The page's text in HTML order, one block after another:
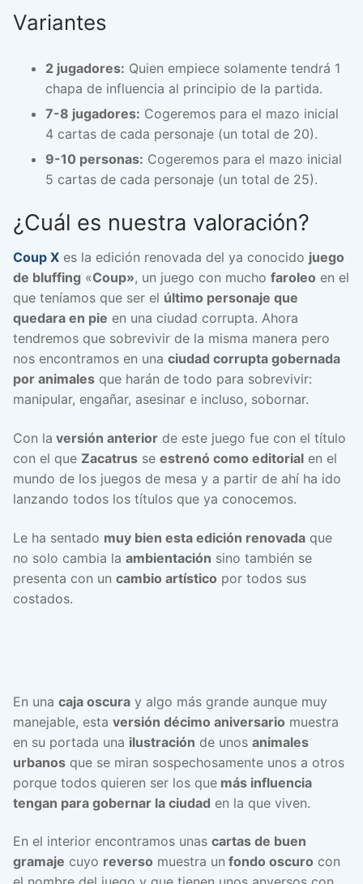
Variantes
2 jugadores: Quien empiece solamente tendrá 1
chapa de influencia al principio de la partida.
7-8 jugadores: Cogeremos para el mazo inicial
4 cartas de cada personaje (un total de 20).
9-10 personas: Cogeremos para el mazo inicial
5 cartas de cada personaje (un total de 25).
¿Cuál es nuestra valoración?
Coup X es la edición renovada del ya conocido juego
de bluffing «Coup», un juego con mucho faroleo en el
que teníamos que ser el último personaje que
quedara en pie en una ciudad corrupta. Ahora
tendremos que sobrevivir de la misma manera pero
nos encontramos en una ciudad corrupta gobernada
por animales que harán de todo para sobrevivir:
manipular, engañar, asesinar e incluso, sobornar.
Con la versión anterior de este juego fue con el título
con el que Zacatrus se estrenó como editorial en el
mundo de los juegos de mesa y a partir de ahí ha ido
lanzando todos los títulos que ya conocemos.
Le ha sentado muy bien esta edición renovada que
no solo cambia la ambientación sino también se
presenta con un cambio artístico por todos sus
costados.
En una caja oscura y algo más grande aunque muy
manejable, esta versión décimo aniversario muestra
en su portada una ilustración de unos animales
urbanos que se miran sospechosamente unos a otros
porque todos quieren ser los que más influencia
tengan para gobernar la ciudad en la que viven.
En el interior encontramos unas cartas de buen
gramaje cuyo reverso muestra un fondo oscuro con